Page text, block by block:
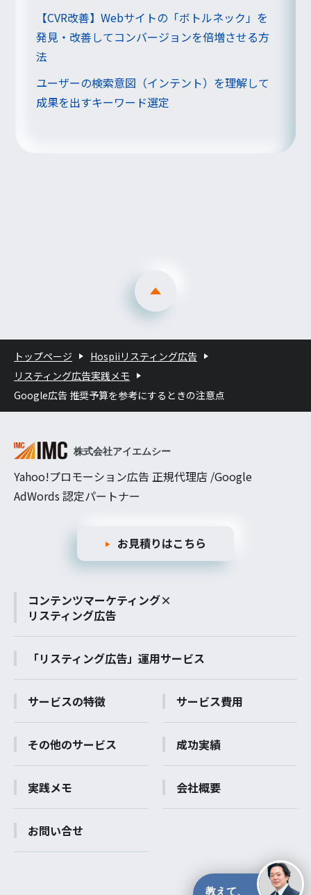
【CVR改善】Webサイトの「ボトルネック」を
発見・改善してコンバージョンを倍増させる方
法
ユーザーの検索意図（インテント）を理解して
成果を出すキーワード選定
トップページ
Hospiiリスティング広告
リスティング広告実践メモ
Google広告 推奨予算を参考にするときの注意点
Yahoo!プロモーション広告 正規代理店 /Google
AdWords 認定パートナー
お見積りはこちら
コンテンツマーケティング×
リスティング広告
「リスティング広告」運用サービス
サービスの特徴 サービス費用
その他のサービス 成功実績
実践メモ 会社概要
お問い合せ
教えて、